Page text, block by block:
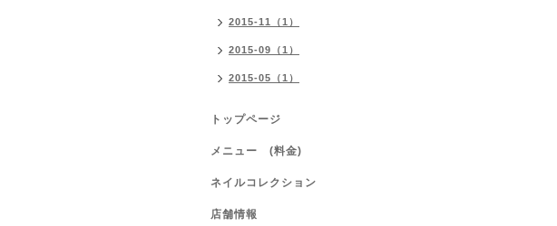
2015-11（1）
2015-09（1）
2015-05（1）
トップページ
メニュー (料金)
ネイルコレクション
店舗情報